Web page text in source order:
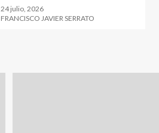
24 julio, 2026
FRANCISCO JAVIER SERRATO